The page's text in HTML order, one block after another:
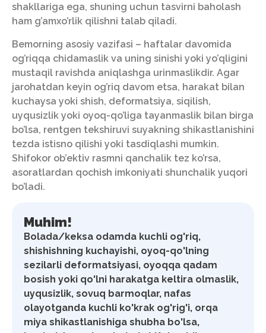
shakllariga ega, shuning uchun tasvirni baholash
ham g’amxo’rlik qilishni talab qiladi.
Bemorning asosiy vazifasi – haftalar davomida
og’riqqa chidamaslik va uning sinishi yoki yo’qligini
mustaqil ravishda aniqlashga urinmaslikdir. Agar
jarohatdan keyin og’riq davom etsa, harakat bilan
kuchaysa yoki shish, deformatsiya, siqilish,
uyqusizlik yoki oyoq-qo’liga tayanmaslik bilan birga
bo’lsa, rentgen tekshiruvi suyakning shikastlanishini
tezda istisno qilishi yoki tasdiqlashi mumkin.
Shifokor ob’ektiv rasmni qanchalik tez ko’rsa,
asoratlardan qochish imkoniyati shunchalik yuqori
bo’ladi.
Muhim!
Bolada/keksa odamda kuchli og'riq,
shishishning kuchayishi, oyoq-qo'lning
sezilarli deformatsiyasi, oyoqqa qadam
bosish yoki qo'lni harakatga keltira olmaslik,
uyqusizlik, sovuq barmoqlar, nafas
olayotganda kuchli ko'krak og'rig'i, orqa
miya shikastlanishiga shubha bo'lsa,